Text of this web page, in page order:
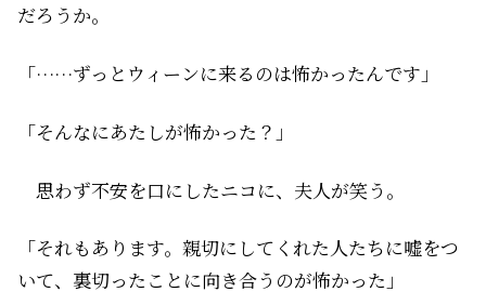
だろうか。
「……ずっとウィーンに来るのは怖かったんです」
「そんなにあたしが怖かった？」
思わず不安を口にしたニコに、夫人が笑う。
「それもあります。親切にしてくれた人たちに嘘をつ
いて、裏切ったことに向き合うのが怖かった」